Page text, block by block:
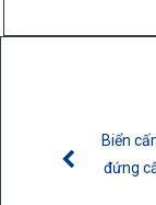
Biển
đứng